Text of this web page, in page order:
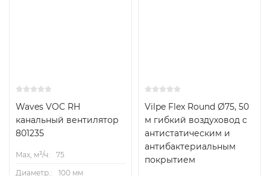
Waves VOC RH
канальный вентилятор
801235
Max, м³/ч:
75
Диаметр.:
100 мм
Vilpe Flex Round Ø75, 50
м гибкий воздуховод c
антистатическим и
антибактериальным
покрытием